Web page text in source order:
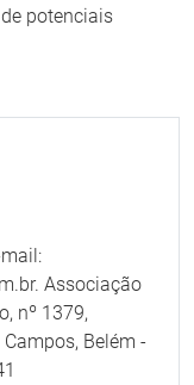
potenciais
Associação
nº 1379,
Belém -